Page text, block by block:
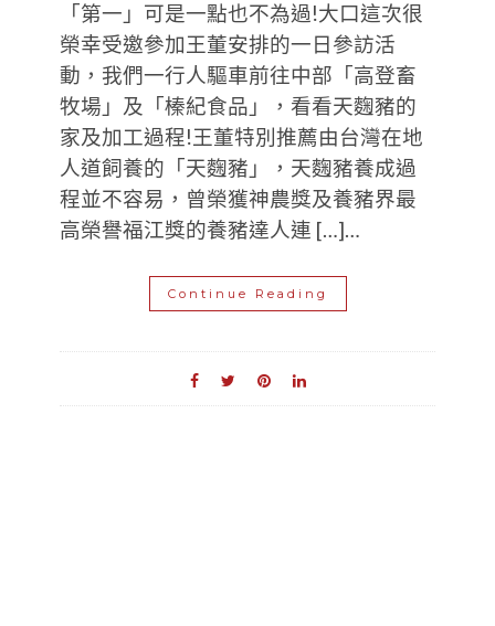
「第一」可是一點也不為過!大口這次很
榮幸受邀參加王董安排的一日參訪活
動，我們一行人驅車前往中部「高登畜
牧場」及「榛紀食品」，看看天麴豬的
家及加工過程!王董特別推薦由台灣在地
人道飼養的「天麴豬」，天麴豬養成過
程並不容易，曾榮獲神農獎及養豬界最
高榮譽福江獎的養豬達人連 […]…
Continue Reading